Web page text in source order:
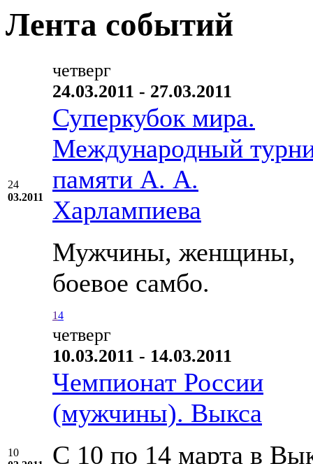
Лента событий
24
03.2011
четверг
24.03.2011 - 27.03.2011
Суперкубок мира.
Международный
памяти А. А.
Харлампиева
Мужчины, женщины,
боевое самбо.
14
10
четверг
10.03.2011 - 14.03.2011
Чемпионат России
(мужчины). Выкса
С 10 по 14 марта в